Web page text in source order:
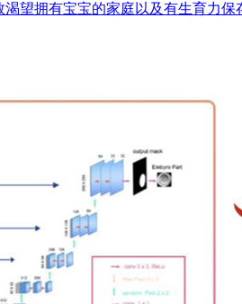
望拥有宝宝的家庭以及有生育力